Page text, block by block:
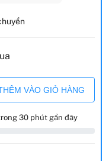
VÀO GIỎ HÀNG
30 phút gần đây